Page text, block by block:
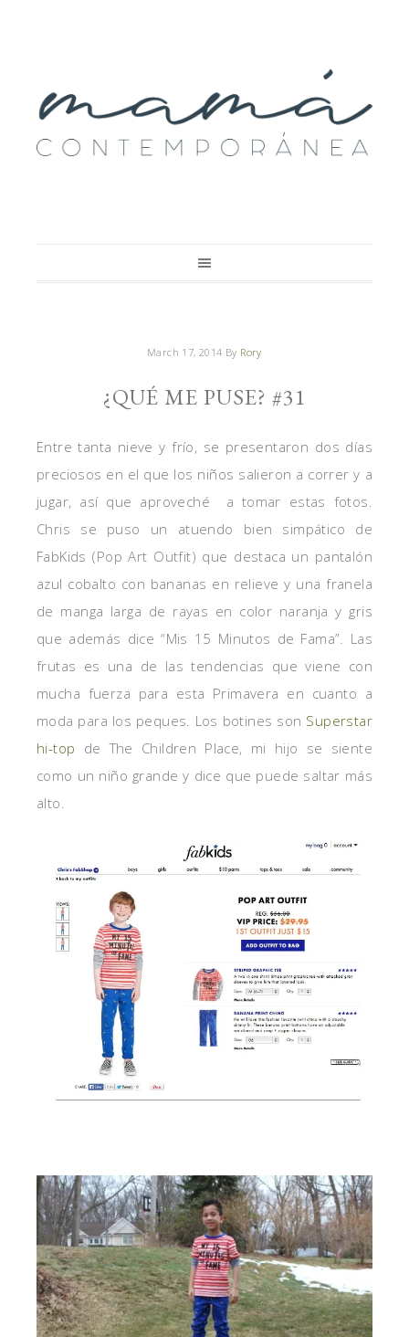
March 17, 2014 By Rory
¿QUÉ ME PUSE? #31
Entre tanta nieve y frío, se presentaron dos días
preciosos en el que los niños salieron a correr y a
jugar, así que aproveché a tomar estas fotos.
Chris se puso un atuendo bien simpático de
FabKids (Pop Art Outfit) que destaca un pantalón
azul cobalto con bananas en relieve y una franela
de manga larga de rayas en color naranja y gris
que además dice “Mis 15 Minutos de Fama”. Las
frutas es una de las tendencias que viene con
mucha fuerza para esta Primavera en cuanto a
moda para los peques. Los botines son Superstar
hi-top de The Children Place, mi hijo se siente
como un niño grande y dice que puede saltar más
alto.